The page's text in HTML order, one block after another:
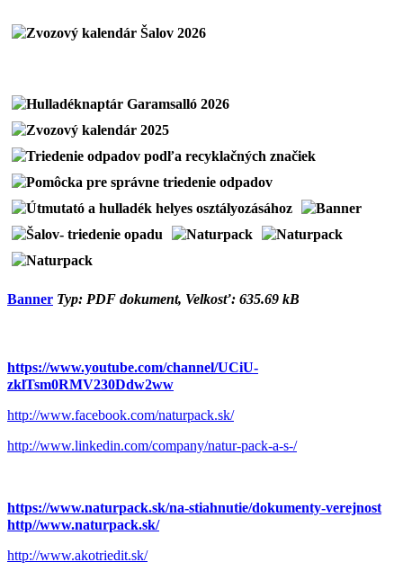
Banner Typ: PDF dokument, Velkosť: 635.69 kB
https://www.youtube.com/channel/UCiU-
zklTsm0RMV230Ddw2ww
http://www.facebook.com/naturpack.sk/
http://www.linkedin.com/company/natur-pack-a-s-/
https://www.naturpack.sk/na-stiahnutie/dokumenty-verejnost
http//www.naturpack.sk/
http://www.akotriedit.sk/